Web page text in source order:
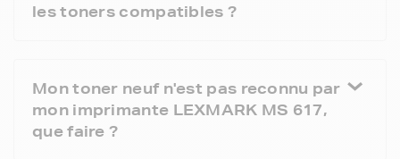
les toners compatibles ?
Mon toner neuf n'est pas reconnu par
mon imprimante LEXMARK MS 617,
que faire ?